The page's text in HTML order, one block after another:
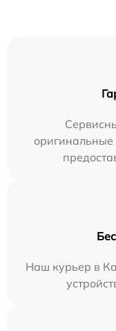
оригинальные
Наш курьер в